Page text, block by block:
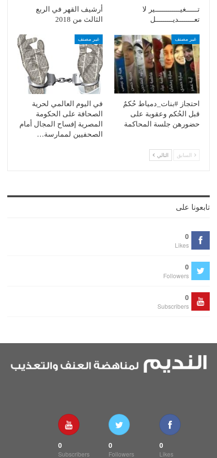
تــــــغيـــــــــــــير لا
تعــــــــديـــــــــل
أرشيف القهر في الربع
الثالث من 2018
غير مصنف
احتجاز #بنات_دمياط حُكمٌ
قبل الحُكم وعقوبة على
حضورهن جلسة المحاكمة
غير مصنف
في اليوم العالمي لحرية
الصحافة على الحكومة
المصرية إفساح المجال أمام
الصحفيين لممارسة…
السابق التالي
تابعونا على
0
Likes
0
Followers
0
Subscribers
0
Likes
0
Followers
0
Subscribers